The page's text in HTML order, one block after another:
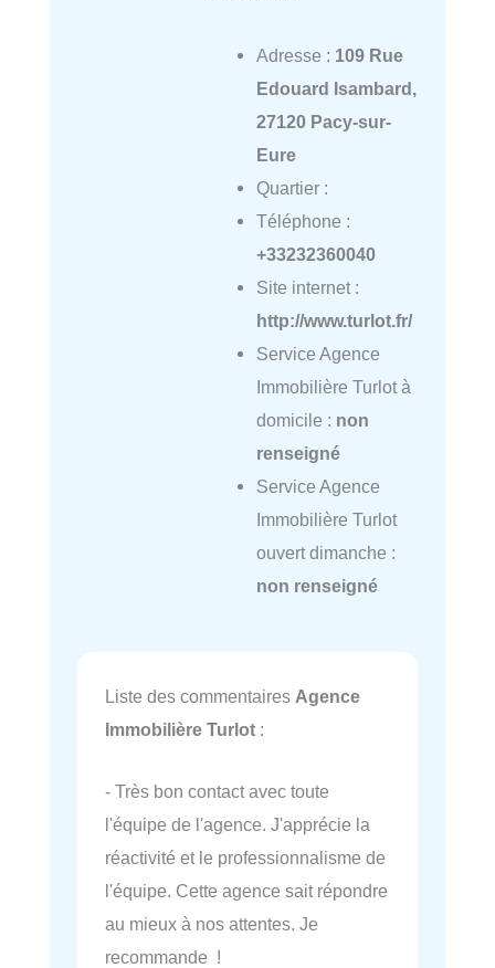
Adresse : 109 Rue
Edouard Isambard,
27120 Pacy-sur-
Eure
Quartier :
Téléphone :
+33232360040
Site internet :
http://www.turlot.fr/
Service Agence
Immobilière Turlot à
domicile : non
renseigné
Service Agence
Immobilière Turlot
ouvert dimanche :
non renseigné
Liste des commentaires Agence
Immobilière Turlot :
- Très bon contact avec toute
l'équipe de l'agence. J'apprécie la
réactivité et le professionnalisme de
l'équipe. Cette agence sait répondre
au mieux à nos attentes. Je
recommande !